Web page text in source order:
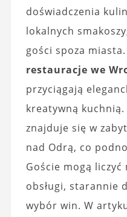
doświadczenia
lokalnych
gości spoza miasta.
restauracje we
przyciągają
kreatywną
znajduje się w
nad Odrą, co
Goście mogą liczyć
obsługi, starannie
wybór win. W